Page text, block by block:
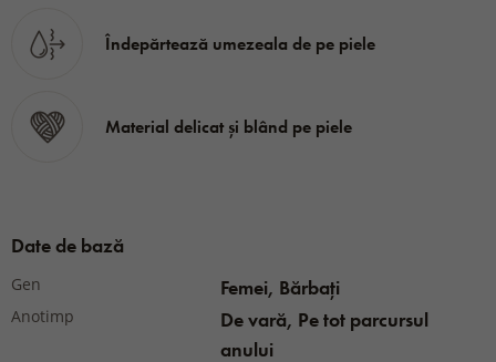
Îndepărtează umezeala de pe piele
Material delicat și blând pe piele
Date de bază
Gen Femei, Bărbați
Anotimp
De vară, Pe tot parcursul
anului